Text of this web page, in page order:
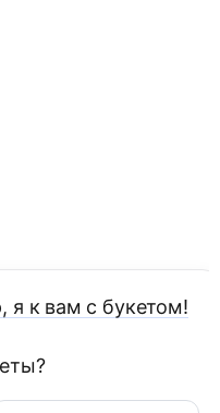
я к вам с букетом!